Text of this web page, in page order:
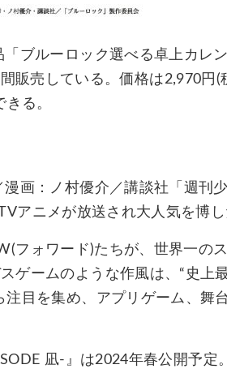
ブルーロック選べる卓上カレン
販売している。価格は2,970円(
る。
画：ノ村優介／講談社「週刊
アニメが放送され大人気を博し
フォワード)たちが、世界一の
ゲームのような作風は、“史上
目を集め、アプリゲーム、舞
凪-』は2024年春公開予定